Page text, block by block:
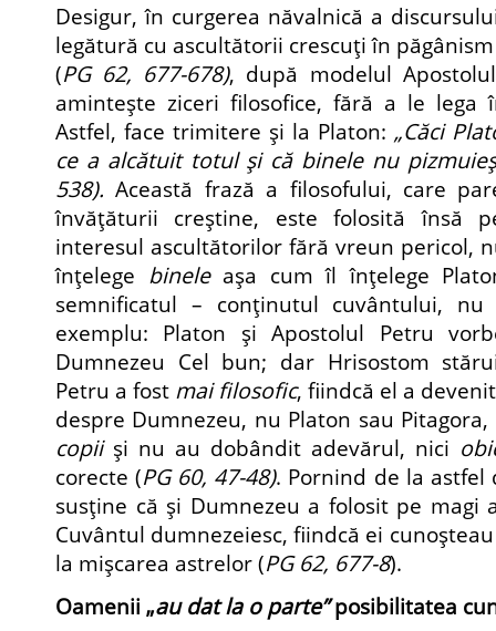
Desigur, în curgerea năvalnică a
legătură cu ascultătorii crescuţi în
(PG 62, 677-678), după modelul
aminteşte ziceri filosofice, fără a le lega
Astfel, face trimitere şi la Platon: „Căci
ce a alcătuit totul şi că binele nu
538).Această frază a filosofului, care
învăţăturii creştine, este folosită însă
interesul ascultătorilor fără vreun pericol,
înţelege bineleaşa cum îl înţelege
semnificatul – conţinutul cuvântului,
exemplu: Platon şi Apostolul Petru
Dumnezeu Cel bun; dar Hrisostom
Petru a fost mai filosofic, fiindcă el a
despre Dumnezeu, nu Platon sau
copiişi nu au dobândit adevărul, nici
corecte (PG 60, 47-48). Pornind de la astfel
susţine că şi Dumnezeu a folosit pe magi
Cuvântul dumnezeiesc, fiindcă ei
la mişcarea astrelor (PG 62, 677-8).
Oamenii „au dat la o parte”posibilitatea